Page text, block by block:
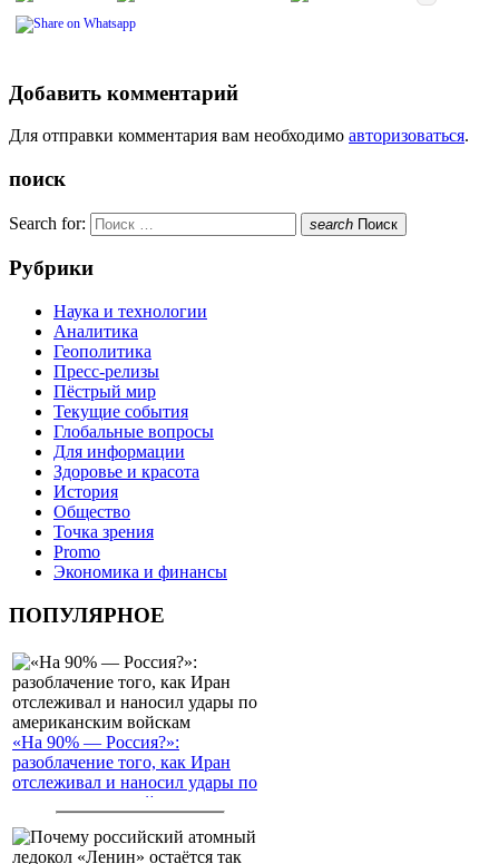
Добавить комментарий
Для отправки комментария вам необходимо авторизоваться.
поиск
Search for: search Поиск
Рубрики
Наука и технологии
Аналитика
Геополитика
Пресс-релизы
Пёстрый мир
Текущие события
Глобальные вопросы
Для информации
Здоровье и красота
История
Общество
Точка зрения
Promo
Экономика и финансы
ПОПУЛЯРНОЕ
«На 90% — Россия?»:
разоблачение того, как Иран
отслеживал и наносил удары по
американским войскам